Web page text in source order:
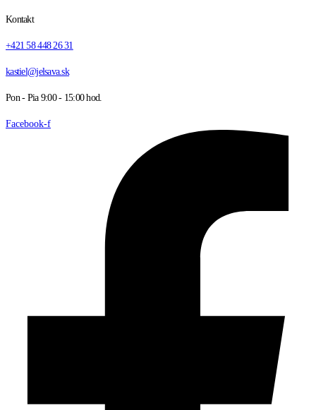
Kontakt
+421 58 448 26 31
kastiel@jelsava.sk
Pon - Pia 9:00 - 15:00 hod.
Facebook-f